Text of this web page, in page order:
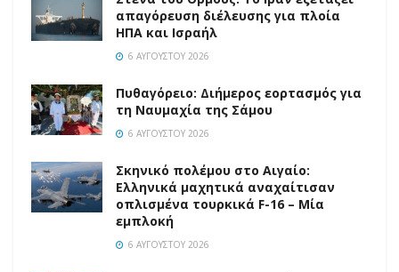
απαγόρευση διέλευσης για πλοία
ΗΠΑ και Ισραήλ
6 ΑΥΓΟΎΣΤΟΥ 2026
Πυθαγόρειο: Διήμερος εορτασμός για
τη Ναυμαχία της Σάμου
6 ΑΥΓΟΎΣΤΟΥ 2026
Σκηνικό πολέμου στο Αιγαίο:
Ελληνικά μαχητικά αναχαίτισαν
οπλισμένα τουρκικά F-16 – Μία
εμπλοκή
6 ΑΥΓΟΎΣΤΟΥ 2026